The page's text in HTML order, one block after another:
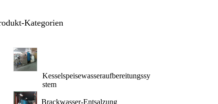
Kategorien
Kesselspeisewasseraufbereitungssy
stem
Brackwasser-Entsalzung